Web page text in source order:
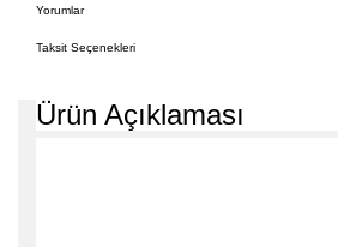
Yorumlar
Taksit Seçenekleri
Ürün Açıklaması